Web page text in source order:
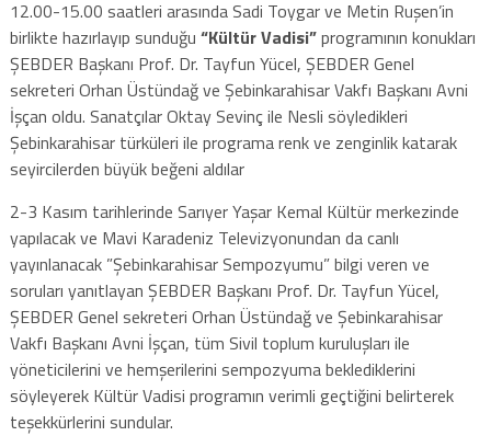
12.00-15.00 saatleri arasında Sadi Toygar ve Metin Ruşen’in
birlikte hazırlayıp sunduğu “Kültür Vadisi”programının konukları
ŞEBDER Başkanı Prof. Dr. Tayfun Yücel, ŞEBDER Genel
sekreteri Orhan Üstündağ ve Şebinkarahisar Vakfı Başkanı Avni
İşçan oldu. Sanatçılar Oktay Sevinç ile Nesli söyledikleri
Şebinkarahisar türküleri ile programa renk ve zenginlik katarak
seyircilerden büyük beğeni aldılar
2-3 Kasım tarihlerinde Sarıyer Yaşar Kemal Kültür merkezinde
yapılacak ve Mavi Karadeniz Televizyonundan da canlı
yayınlanacak ”Şebinkarahisar Sempozyumu” bilgi veren ve
soruları yanıtlayan ŞEBDER Başkanı Prof. Dr. Tayfun Yücel,
ŞEBDER Genel sekreteri Orhan Üstündağ ve Şebinkarahisar
Vakfı Başkanı Avni İşçan, tüm Sivil toplum kuruluşları ile
yöneticilerini ve hemşerilerini sempozyuma beklediklerini
söyleyerek Kültür Vadisi programın verimli geçtiğini belirterek
teşekkürlerini sundular.